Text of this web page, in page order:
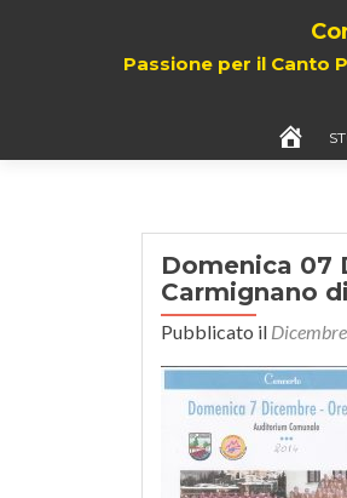
Passione per il Canto
HOME
Domenica 07
Carmignano
Pubblicato il